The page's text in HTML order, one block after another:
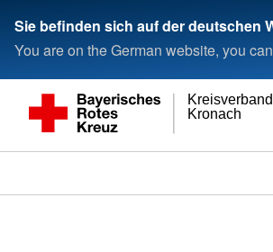
Sie befinden sich auf der deutschen
You are on the German website, you
Kronach
Kreisverband